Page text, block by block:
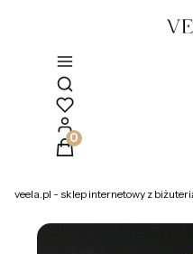
Otwórz
Produkty w
veela.pl - sklep internetowy z